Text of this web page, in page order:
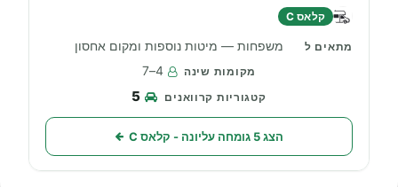
קלאס C
משפחות — מיטות נוספות ומקום אחסון
4–7
5
הצג 5 גומחה עליונה - קלאס C